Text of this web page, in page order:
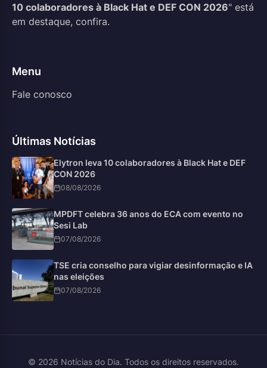
10 colaboradores à Black Hat e DEF CON 2026" está
em destaque, confira.
Menu
Fale conosco
Últimas Notícias
Elytron leva 10 colaboradores à Black Hat e DEF
CON 2026
08/08/2026
MPDFT celebra 36 anos do ECA com evento no
Sesi Lab
07/08/2026
TSE cria conselho para vigiar desinformação e IA
nas eleições
07/08/2026
© 2026 Notícias do Dia. Todos os direitos reservados.